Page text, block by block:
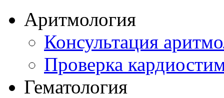
Аритмология
Консультация
Проверка
Гематология